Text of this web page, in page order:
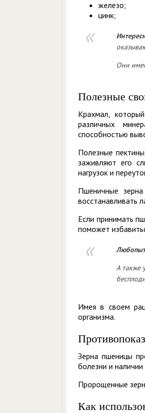
железо;
цинк;
Они
Полезные
Крахмал,
различных
способностью
Полезные
заживляют его
нагрузок и
Пшеничные
восстанавливать
Если принимать
поможет
А также
Имея в своем
организма.
Зерна пшеницы
болезни и
Пророщенные
Как